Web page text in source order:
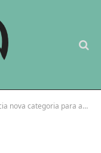
para animais acompanhados